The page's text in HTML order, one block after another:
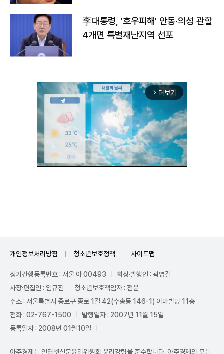
李대통령, '호우피해' 안동·의성 관할
4개면 특별재난지역 선포
arrow_forward_ios 더보기
개인정보처리방침 청소년보호정책 사이트맵
정기간행등록번호 : 서울 아 00493
회장·발행인 : 곽영길
사장·편집인 : 임규진
청소년보호책임자 : 전운
주소 : 서울특별시 종로구 종로 1길 42(수송동 146-1) 이마빌딩 11층
전화 : 02-767-1500
발행일자 : 2007년 11월 15일
등록일자 : 2008년 01월10일
아주경제는 인터넷신문윤리위원회 윤리강령을 준수합니다. 아주경제의 모든